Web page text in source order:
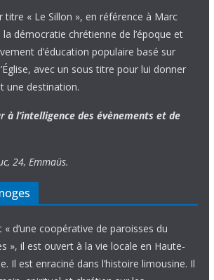
titre « Le Sillon », en référence à Marc
démocratie chrétienne de l’époque et
d’éducation populaire basé sur
avec un sous titre pour lui donner
une destination.
à l’intelligence des évènements et de
24, Emmaüs.
d’une coopérative de paroisses du
», il est ouvert à la vie locale en Haute-
Il est enraciné dans l’histoire limousine. Il